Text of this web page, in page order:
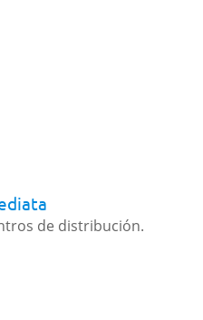
de distribución.